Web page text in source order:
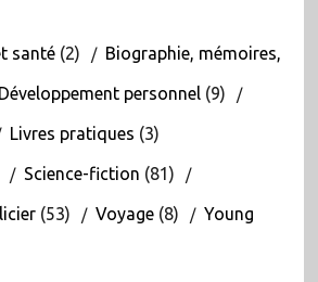
santé(2) Biographie, mémoires,
Développement personnel(9)
Livres pratiques (3)
Science-fiction (81)
(53) Voyage(8) Young